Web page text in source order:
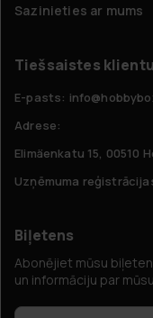
Sazinieties ar mums
Tiešsaistes
E-pasts:
Adrese:
Elimäenkatu 15, 00510
Uzņēmuma
Biļetens
Abonējiet mūsu
un informāciju par